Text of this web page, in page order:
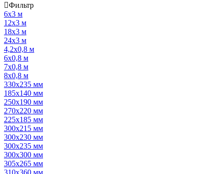
Фильтр
6х3 м
12х3 м
18х3 м
24х3 м
4,2х0,8 м
6х0,8 м
7х0,8 м
8х0,8 м
330х235 мм
185х140 мм
250х190 мм
270х220 мм
225х185 мм
300х215 мм
300х230 мм
300х235 мм
300х300 мм
305х265 мм
310х360 мм